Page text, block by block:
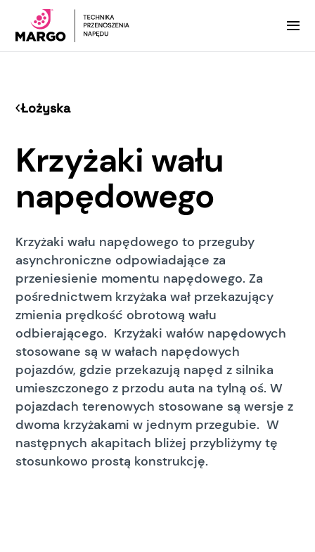
Łożyska
Krzyżaki wału
napędowego
Krzyżaki wału napędowego to przeguby
asynchroniczne odpowiadające za
przeniesienie momentu napędowego. Za
pośrednictwem krzyżaka wał przekazujący
zmienia prędkość obrotową wału
odbierającego. Krzyżaki wałów napędowych
stosowane są w wałach napędowych
pojazdów, gdzie przekazują napęd z silnika
umieszczonego z przodu auta na tylną oś. W
pojazdach terenowych stosowane są wersje z
dwoma krzyżakami w jednym przegubie. W
następnych akapitach bliżej przybliżymy tę
stosunkowo prostą konstrukcję.